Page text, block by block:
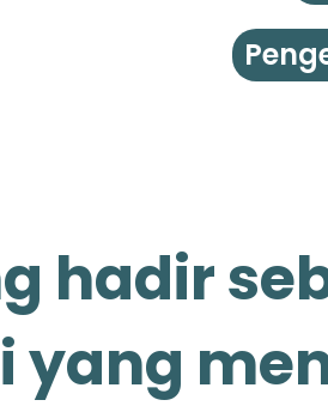
hadir
yang